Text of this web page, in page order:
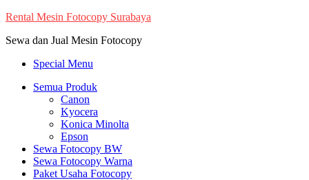
Skip
content
Rental Mesin Fotocopy Surabaya
Sewa dan Jual Mesin Fotocopy
Special Menu
Semua Produk
Canon
Kyocera
Konica Minolta
Epson
Sewa Fotocopy BW
Sewa Fotocopy Warna
Paket Usaha Fotocopy